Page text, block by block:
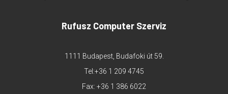
Rufusz Computer Szerviz
1111 Budapest, Budafoki út 59.
Tel:+36 1 209 4745
Fax: +36 1 386 6022